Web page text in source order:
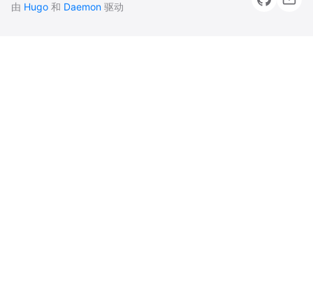
由 Hugo 和 Daemon 驱动